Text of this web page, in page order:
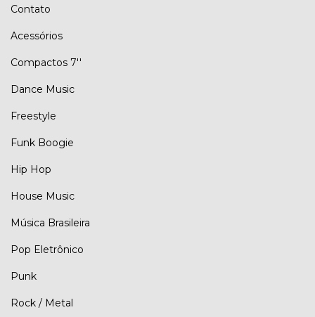
Contato
Acessórios
Compactos 7''
Dance Music
Freestyle
Funk Boogie
Hip Hop
House Music
Música Brasileira
Pop Eletrônico
Punk
Rock / Metal